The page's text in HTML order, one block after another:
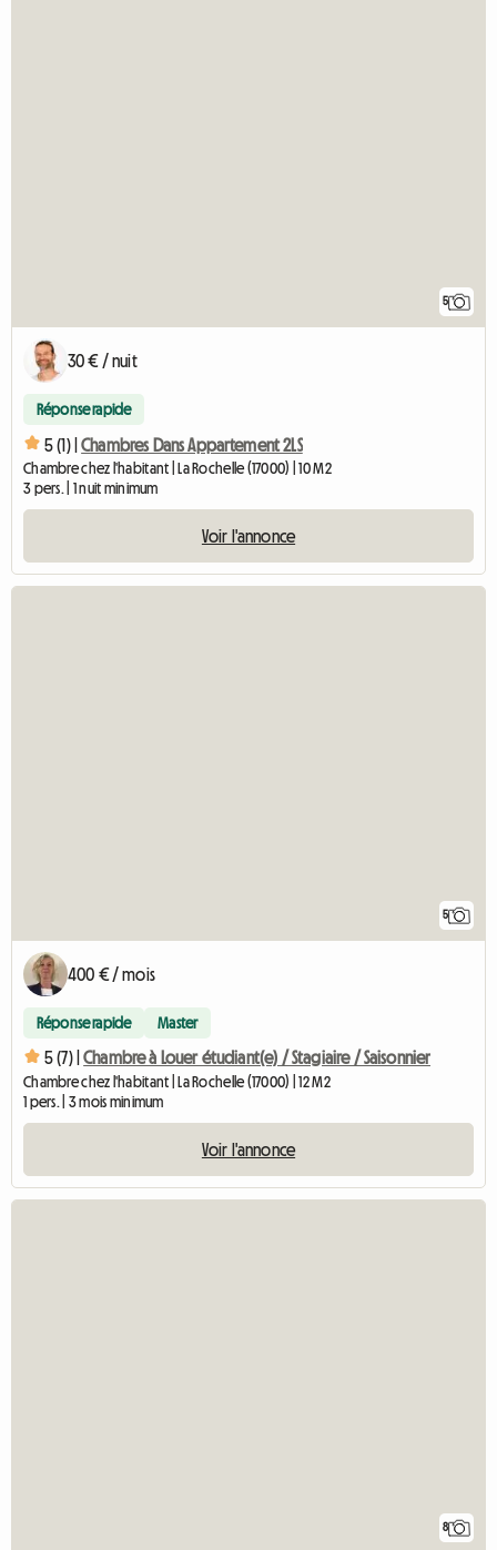
5
30 € / nuit
Réponse rapide
5 (1) | Chambres Dans Appartement 2LS
Chambre chez l'habitant | La Rochelle (17000) | 10 M2
3 pers. | 1 nuit minimum
Voir l'annonce
5
400 € / mois
Réponse rapide Master
5 (7) | Chambre à Louer étudiant(e) / Stagiaire / Saisonnier
Chambre chez l'habitant | La Rochelle (17000) | 12 M2
1 pers. | 3 mois minimum
Voir l'annonce
8